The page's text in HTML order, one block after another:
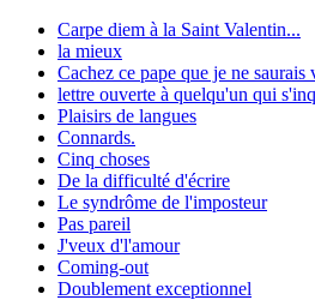
Carpe diem à la Saint Valentin...
la mieux
Cachez ce pape que je ne saurais
lettre ouverte à quelqu'un qui
Plaisirs de langues
Connards.
Cinq choses
De la difficulté d'écrire
Le syndrôme de l'imposteur
Pas pareil
J'veux d'l'amour
Coming-out
Doublement exceptionnel